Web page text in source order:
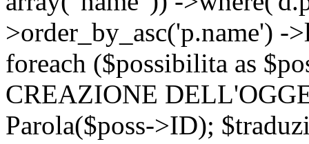
>order_by_asc('p.name')
foreach ($possibilita as
CREAZIONE
Parola($poss->ID);